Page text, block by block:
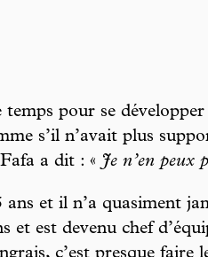
pour se
s’il n’avait plus
Fafa a dit : «Je n’en peux
et il n’a quasiment
et est devenu chef